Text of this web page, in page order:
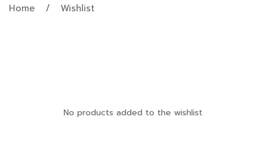
Home Wishlist
No products added to the wishlist